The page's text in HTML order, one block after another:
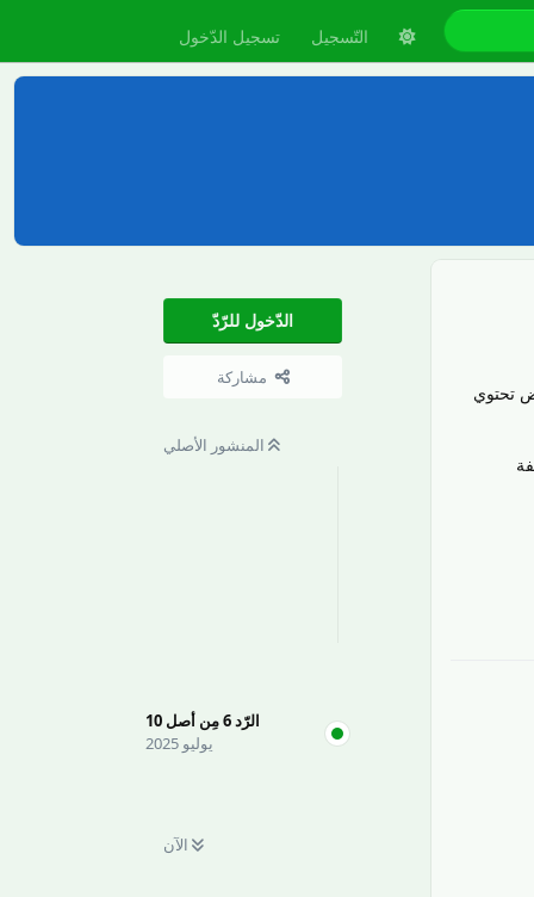
التّسجيل تسجيل الدّخول
الدّخول للرّدّ
مشاركة
المنشور الأصلي
الرّد6مِن أصل 10
يوليو 2025
الآن
تحتوي
مؤرشفة